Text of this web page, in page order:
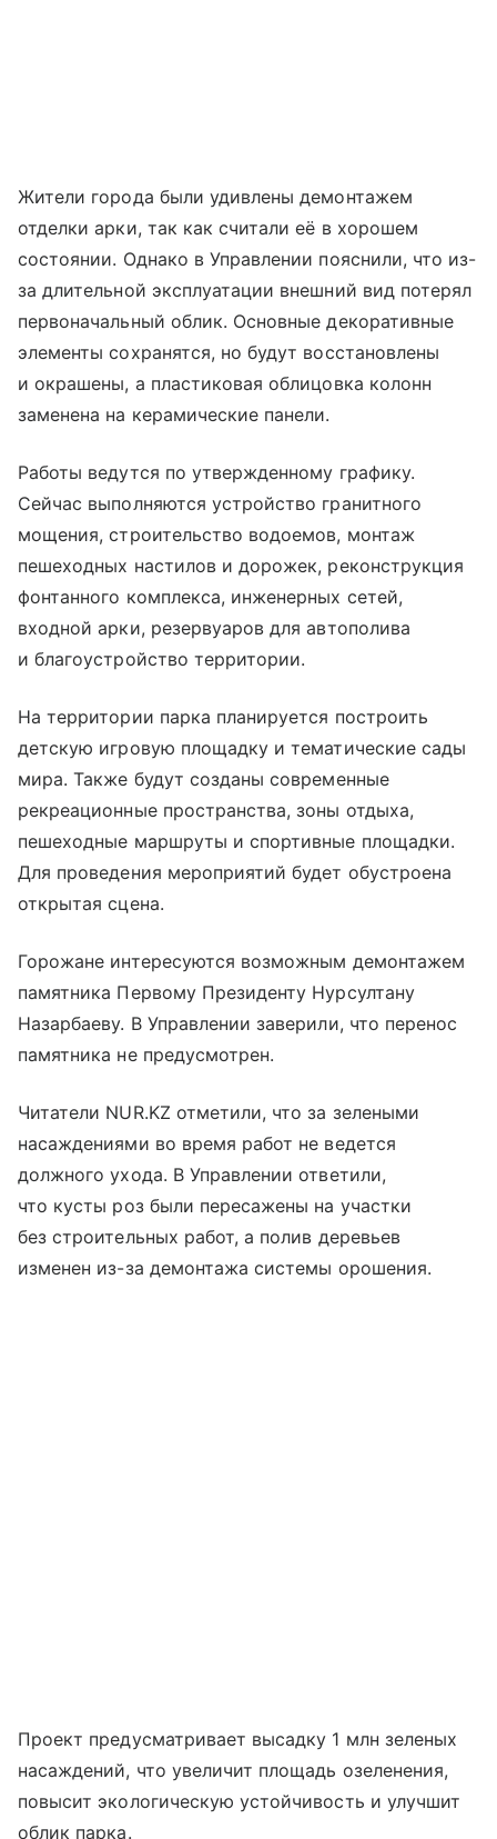
Жители города были удивлены демонтажем
отделки арки, так как считали её в хорошем
состоянии. Однако в Управлении пояснили, что из-
за длительной эксплуатации внешний вид потерял
первоначальный облик. Основные декоративные
элементы сохранятся, но будут восстановлены
и окрашены, а пластиковая облицовка колонн
заменена на керамические панели.
Работы ведутся по утвержденному графику.
Сейчас выполняются устройство гранитного
мощения, строительство водоемов, монтаж
пешеходных настилов и дорожек, реконструкция
фонтанного комплекса, инженерных сетей,
входной арки, резервуаров для автополива
и благоустройство территории.
На территории парка планируется построить
детскую игровую площадку и тематические сады
мира. Также будут созданы современные
рекреационные пространства, зоны отдыха,
пешеходные маршруты и спортивные площадки.
Для проведения мероприятий будет обустроена
открытая сцена.
Горожане интересуются возможным демонтажем
памятника Первому Президенту Нурсултану
Назарбаеву. В Управлении заверили, что перенос
памятника не предусмотрен.
Читатели NUR.KZ отметили, что за зелеными
насаждениями во время работ не ведется
должного ухода. В Управлении ответили,
что кусты роз были пересажены на участки
без строительных работ, а полив деревьев
изменен из-за демонтажа системы орошения.
Проект предусматривает высадку 1 млн зеленых
насаждений, что увеличит площадь озеленения,
повысит экологическую устойчивость и улучшит
облик парка.